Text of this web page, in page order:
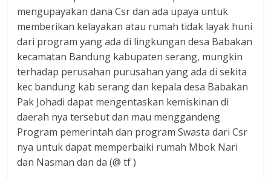
mengupayakan dana Csr dan ada upaya untuk
memberikan kelayakan atau rumah tidak layak huni
dari program yang ada di lingkungan desa Babakan
kecamatan Bandung kabupaten serang, mungkin
terhadap perusahan purusahan yang ada di sekita
kec bandung kab serang dan kepala desa Babakan
Pak Johadi dapat mengentaskan kemiskinan di
daerah nya tersebut dan mau menggandeng
Program pemerintah dan program Swasta dari Csr
nya untuk dapat memperbaiki rumah Mbok Nari
dan Nasman dan da (@ tf )